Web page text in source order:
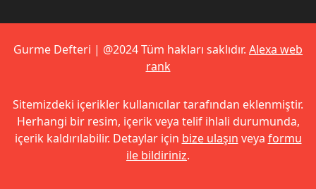
Gurme Defteri | @2024 Tüm hakları saklıdır. Alexa web
rank
Sitemizdeki içerikler kullanıcılar tarafından eklenmiştir.
Herhangi bir resim, içerik veya telif ihlali durumunda,
içerik kaldırılabilir. Detaylar için bize ulaşın veya formu
ile bildiriniz.